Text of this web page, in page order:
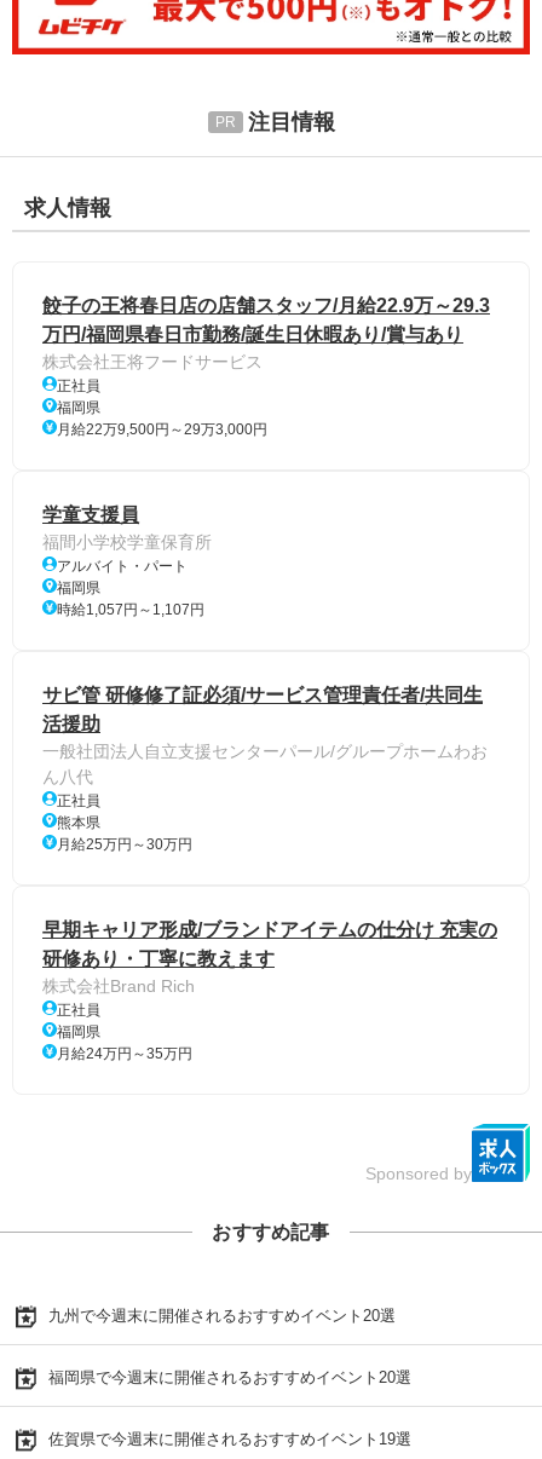
注目情報
求人情報
餃子の王将春日店の店舗スタッフ/月給22.9万～29.3
万円/福岡県春日市勤務/誕生日休暇あり/賞与あり
株式会社王将フードサービス
正社員
福岡県
月給22万9,500円～29万3,000円
学童支援員
福間小学校学童保育所
アルバイト・パート
福岡県
時給1,057円～1,107円
サビ管 研修修了証必須/サービス管理責任者/共同生
活援助
一般社団法人自立支援センターパール/グループホームわお
ん八代
正社員
熊本県
月給25万円～30万円
早期キャリア形成/ブランドアイテムの仕分け 充実の
研修あり・丁寧に教えます
株式会社Brand Rich
正社員
福岡県
月給24万円～35万円
Sponsored by
おすすめ記事
九州で今週末に開催されるおすすめイベント20選
福岡県で今週末に開催されるおすすめイベント20選
佐賀県で今週末に開催されるおすすめイベント19選